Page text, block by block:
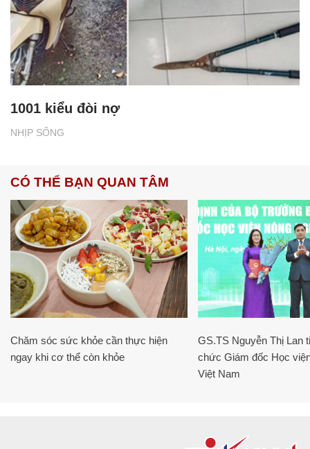
NHỊP SỐNG
1001 kiểu đòi nợ
CÓ THỂ BẠN QUAN TÂM
Chăm sóc sức khỏe cần thực hiện
ngay khi cơ thể còn khỏe
GS.TS Nguyễn Thị Lan
chức Giám đốc Học
Việt Nam